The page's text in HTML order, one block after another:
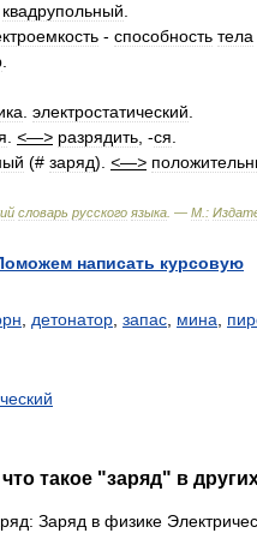
квадрупольный
- способность тела
электростатический
<—> разрядить , -ся
(# заряд). <—>
словарь русского языка . — М :
написать курсовую
детонатор запас мина
такое "заряд" в
Заряд в физике